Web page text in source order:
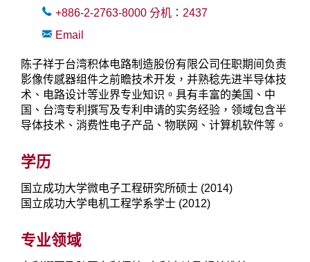
+886-2-2763-8000 分机： 2437
Email
陈子祥于台湾积体电路制造股份有限公司任职期间负责
影像传感器组件之前瞻技术开发，并熟稔先进半导体技
术、电路设计等业界专业知识。具有丰富的美国、中
国、台湾专利撰写及专利申请的实务经验，领域包含半
导体技术、消费性电子产品、物联网、计算机软件等。
学历
国立成功大学微电子工程研究所硕士 (2014)
国立成功大学电机工程学系学士 (2012)
专业领域